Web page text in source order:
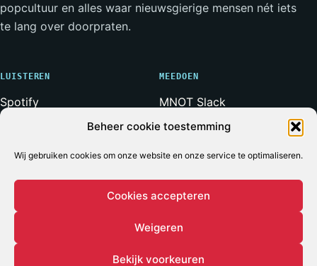
Beheer cookie toestemming
Wij gebruiken cookies om onze website en onze service te optimaliseren.
Cookies accepteren
Weigeren
Bekijk voorkeuren
popcultuur en alles waar nieuwsgierige mensen nét iets
te lang over doorpraten.
LUISTEREN
Spotify
RSS-feed
MEEDOEN
MNOT Slack
Weerwolven Slack
Adverteren
* Voor zover bij een podcast ooit iets volledig operationeel